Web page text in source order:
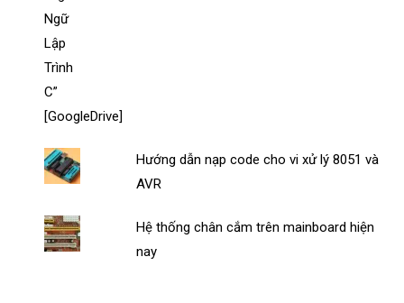
Hướng dẫn nạp code cho vi xử lý 8051 và
AVR
Hệ thống chân cắm trên mainboard hiện
nay